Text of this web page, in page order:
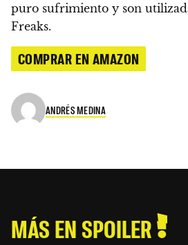
puro sufrimiento y son
Freaks.
COMPRAR EN AMAZON
ANDRÉS MEDINA
MÁS EN SPOILER